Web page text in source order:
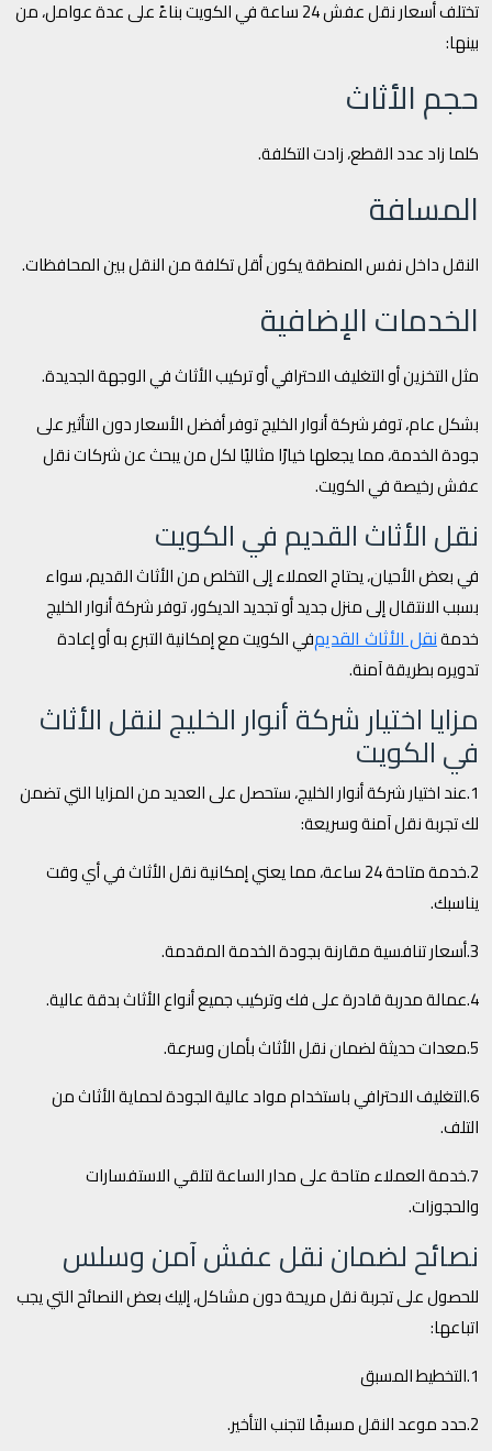
تختلف أسعار نقل عفش 24 ساعة في الكويت بناءً على عدة عوامل، من
بينها:
حجم الأثاث
كلما زاد عدد القطع، زادت التكلفة.
المسافة
النقل داخل نفس المنطقة يكون أقل تكلفة من النقل بين المحافظات.
الخدمات الإضافية
مثل التخزين أو التغليف الاحترافي أو تركيب الأثاث في الوجهة الجديدة.
بشكل عام، توفر شركة أنوار الخليج توفر أفضل الأسعار دون التأثير على
جودة الخدمة، مما يجعلها خيارًا مثاليًا لكل من يبحث عن شركات نقل
عفش رخيصة في الكويت.
نقل الأثاث القديم في الكويت
في بعض الأحيان، يحتاج العملاء إلى التخلص من الأثاث القديم، سواء
بسبب الانتقال إلى منزل جديد أو تجديد الديكور، توفر شركة أنوار الخليج
خدمةنقل الأثاث القديمفي الكويت مع إمكانية التبرع به أو إعادة
تدويره بطريقة آمنة.
مزايا اختيار شركة أنوار الخليج لنقل الأثاث
في الكويت
1.عند اختيار شركة أنوار الخليج، ستحصل على العديد من المزايا التي تضمن
لك تجربة نقل آمنة وسريعة:
2.خدمة متاحة 24 ساعة، مما يعني إمكانية نقل الأثاث في أي وقت
يناسبك.
3.أسعار تنافسية مقارنة بجودة الخدمة المقدمة.
4.عمالة مدربة قادرة على فك وتركيب جميع أنواع الأثاث بدقة عالية.
5.معدات حديثة لضمان نقل الأثاث بأمان وسرعة.
6.التغليف الاحترافي باستخدام مواد عالية الجودة لحماية الأثاث من
التلف.
7.خدمة العملاء متاحة على مدار الساعة لتلقي الاستفسارات
والحجوزات.
نصائح لضمان نقل عفش آمن وسلس
للحصول على تجربة نقل مريحة دون مشاكل، إليك بعض النصائح التي يجب
اتباعها:
1.التخطيط المسبق
2.حدد موعد النقل مسبقًا لتجنب التأخير.